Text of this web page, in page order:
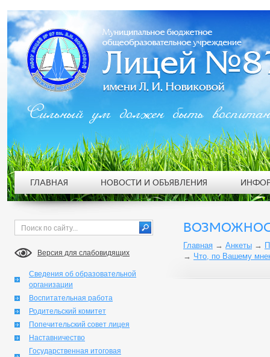
Версия для слабовидящих
Сведения об образовательной
организации
Воспитательная работа
Родительский комитет
Попечительский совет лицея
Наставничество
Государственная итоговая
Главная → Анкеты →
→ Что, по Вашему
Сильный ум должен быть
ГЛАВНАЯ НОВОСТИ И ОБЪЯВЛЕНИЯ